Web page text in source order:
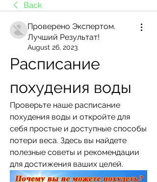
Back
Проверено Экспертом.
Лучший Результат!
August 26, 2023
Расписание
похудения воды
Проверьте наше расписание
похудения воды и откройте для
себя простые и доступные способы
потери веса. Здесь вы найдете
полезные советы и рекомендации
для достижения ваших целей.